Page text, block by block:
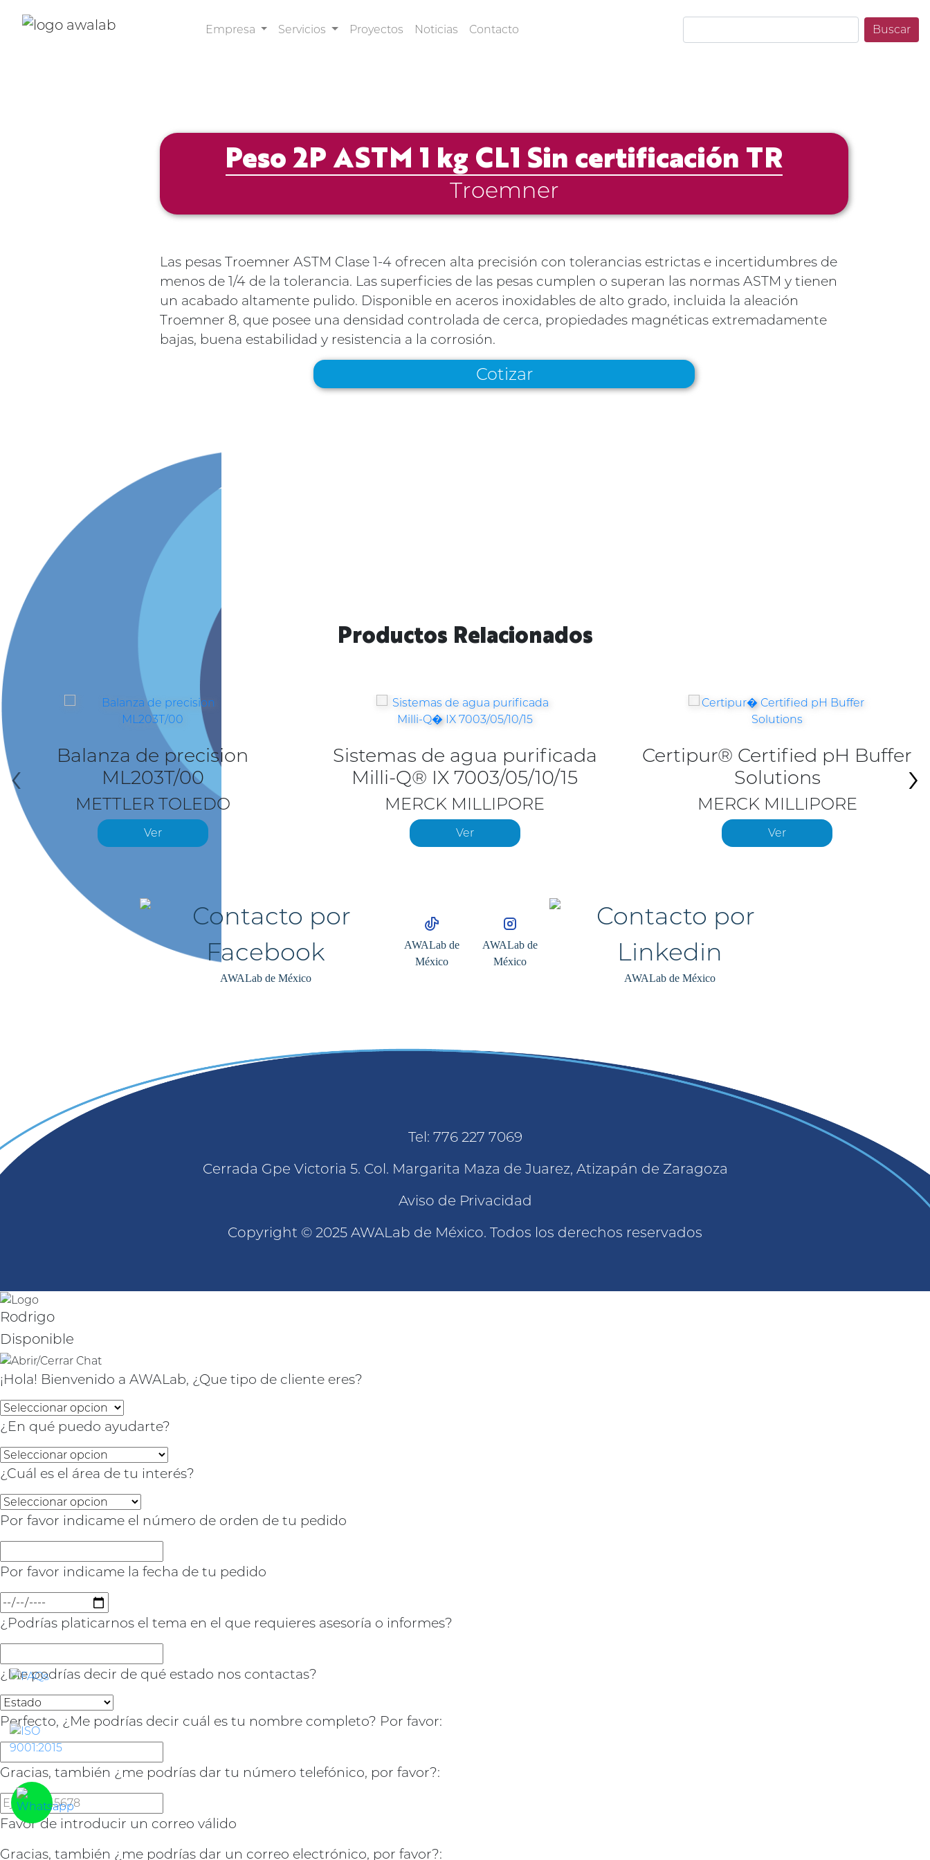
Empresa Servicios Proyectos Noticias Contacto Buscar
Peso 2P ASTM 1 kg CL1 Sin certificación TR
Troemner
Las pesas Troemner ASTM Clase 1-4 ofrecen alta precisión con tolerancias estrictas e incertidumbres de
menos de 1/4 de la tolerancia. Las superficies de las pesas cumplen o superan las normas ASTM y tienen
un acabado altamente pulido. Disponible en aceros inoxidables de alto grado, incluida la aleación
Troemner 8, que posee una densidad controlada de cerca, propiedades magnéticas extremadamente
bajas, buena estabilidad y resistencia a la corrosión.
Cotizar
Productos Relacionados
Balanza de precision
ML203T/00
METTLER TOLEDO
Ver
Sistemas de agua purificada
Milli-Q® IX 7003/05/10/15
MERCK MILLIPORE
Ver
Certipur® Certified pH Buffer
Solutions
MERCK MILLIPORE
Ver
‹ ›
AWALab de México
AWALab de
México
AWALab de
México
AWALab de México
Tel: 776 227 7069
Cerrada Gpe Victoria 5. Col. Margarita Maza de Juarez, Atizapán de Zaragoza
Aviso de Privacidad
Copyright © 2025 AWALab de México. Todos los derechos reservados
Rodrigo
Disponible
¡Hola! Bienvenido a AWALab, ¿Que tipo de cliente eres?
¿En qué puedo ayudarte?
¿Cuál es el área de tu interés?
Por favor indicame el número de orden de tu pedido
Por favor indicame la fecha de tu pedido
¿Podrías platicarnos el tema en el que requieres asesoría o informes?
¿Me podrías decir de qué estado nos contactas?
Perfecto, ¿Me podrías decir cuál es tu nombre completo? Por favor:
Gracias, también ¿me podrías dar tu número telefónico, por favor?:
Favor de introducir un correo válido
Gracias, también ¿me podrías dar un correo electrónico, por favor?: